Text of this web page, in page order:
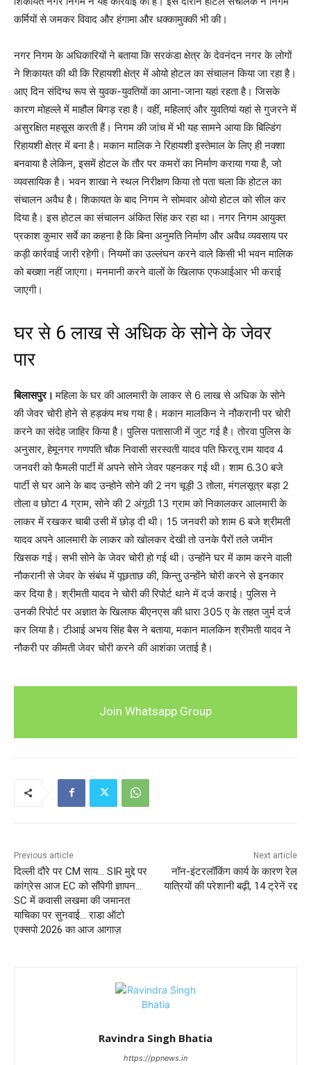
कर्मियों से जमकर विवाद और हंगामा और धक्कामुक्की भी की।
नगर निगम के अधिकारियों ने बताया कि सरकंडा क्षेत्र के देवनंदन नगर के लोगों
ने शिकायत की थी कि रिहायशी क्षेत्र में ओयो होटल का संचालन किया जा रहा है।
आए दिन संदिग्ध रूप से युवक-युवतियों का आना-जाना यहां रहता है। जिसके
कारण मोहल्ले में माहौल बिगड़ रहा है। वहीं, महिलाएं और युवतियां यहां से गुजरने में
असुरक्षित महसूस करती हैं। निगम की जांच में भी यह सामने आया कि बिल्डिंग
रिहायशी क्षेत्र में बना है। मकान मालिक ने रिहायशी इस्तेमाल के लिए ही नक्शा
बनवाया है लेकिन, इसमें होटल के तौर पर कमरों का निर्माण कराया गया है, जो
व्यवसायिक है। भवन शाखा ने स्थल निरीक्षण किया तो पता चला कि होटल का
संचालन अवैध है। शिकायत के बाद निगम ने सोमवार ओयो होटल को सील कर
दिया है। इस होटल का संचालन अंकित सिंह कर रहा था। नगर निगम आयुक्त
प्रकाश कुमार सर्वे का कहना है कि बिना अनुमति निर्माण और अवैध व्यवसाय पर
कड़ी कार्रवाई जारी रहेगी। नियमों का उल्लंघन करने वाले किसी भी भवन मालिक
को बख्शा नहीं जाएगा। मनमानी करने वालों के खिलाफ एफआईआर भी कराई
जाएगी।
घर से 6 लाख से अधिक के सोने के जेवर
पार
बिलासपुर।महिला के घर की आलमारी के लाकर से 6 लाख से अधिक के सोने
की जेवर चोरी होने से हड़कंप मच गया है। मकान मालकिन ने नौकरानी पर चोरी
करने का संदेह जाहिर किया है। पुलिस पतासाजी में जुट गई है। तोरवा पुलिस के
अनुसार, हेमूनगर गणपति चौक निवासी सरस्वती यादव पति फिरतू राम यादव 4
जनवरी को फैमली पार्टी में अपने सोने जेवर पहनकर गई थी। शाम 6.30 बजे
पार्टी से घर आने के बाद उन्होने सोने की 2 नग चूड़ी 3 तोला, मंगलसूत्र बड़ा 2
तोला व छोटा 4 ग्राम, सोने की 2 अंगूठी 13 ग्राम को निकालकर आलमारी के
लाकर में रखकर चाबी उसी में छोड़ दी थी। 15 जनवरी को शाम 6 बजे श्रीमती
यादव अपने आलमारी के लाकर को खोलकर देखी तो उनके पैरों तले जमीन
खिसक गई। सभी सोने के जेवर चोरी हो गई थी। उन्होंने घर में काम करने वाली
नौकरानी से जेवर के संबंध में पूछताछ की, किन्तु उन्होंने चोरी करने से इनकार
कर दिया है। श्रीमती यादव ने चोरी की रिपोर्ट थाने में दर्ज कराई। पुलिस ने
उनकी रिपोर्ट पर अज्ञात के खिलाफ बीएनएस की धारा 305 ए के तहत जुर्म दर्ज
कर लिया है। टीआई अभय सिंह बैस ने बताया, मकान मालकिन श्रीमती यादव ने
नौकरी पर कीमती जेवर चोरी करने की आशंका जताई है।
Join Whatsapp Group
Previous article
दिल्ली दौरे पर CM साय… SIR मुद्दे पर
कांग्रेस आज EC को सौंपेगी ज्ञापन…
SC में कवासी लखमा की जमानत
याचिका पर सुनवाई… राडा ऑटो
एक्सपो 2026 का आज आगाज़
Next article
नॉन-इंटरलॉकिंग कार्य के कारण रेल
यात्रियों की परेशानी बढ़ी, 14 ट्रेनें रद्द
Ravindra Singh Bhatia
https://ppnews.in